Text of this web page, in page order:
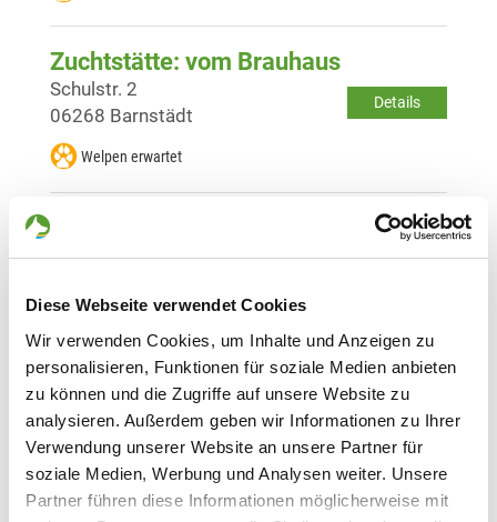
Diese Webseite verwendet Cookies
Wir verwenden Cookies, um Inhalte und Anzeigen zu
personalisieren, Funktionen für soziale Medien anbieten
zu können und die Zugriffe auf unsere Website zu
analysieren. Außerdem geben wir Informationen zu Ihrer
Verwendung unserer Website an unsere Partner für
soziale Medien, Werbung und Analysen weiter. Unsere
Partner führen diese Informationen möglicherweise mit
Zuchtstätte: vom Brauhaus
Details
Schulstr. 2
06268 Barnstädt
Welpen erwartet
Topfmarkt 18
Zuchtstätte: vom Hasseltal
Schloßstr. 13 A
06632 Freyburg
Derzeit keine Welpen